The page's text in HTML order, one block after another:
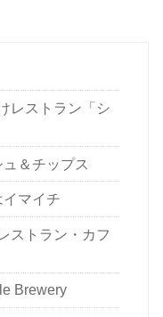
レストラン「シ
＆チップス
マイチ
ストラン・カフ
Brewery